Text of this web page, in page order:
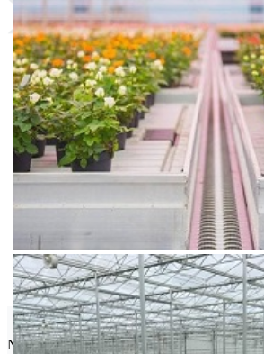
Seminis
Najpoznatija semenska kuća povrća na svetu.